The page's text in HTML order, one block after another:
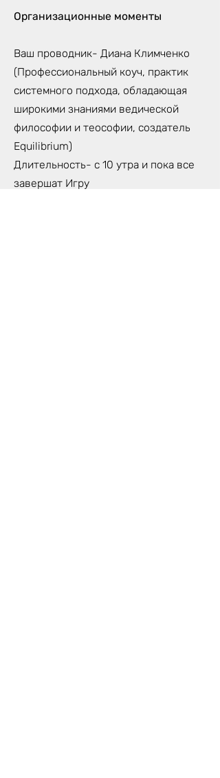
Организационные моменты
Ваш проводник- Диана Климченко
(Профессиональный коуч, практик
системного подхода, обладающая
широкими знаниями ведической
философии и теософии, создатель
Equilibrium)
Длительность- с 10 утра и пока все
завершат Игру